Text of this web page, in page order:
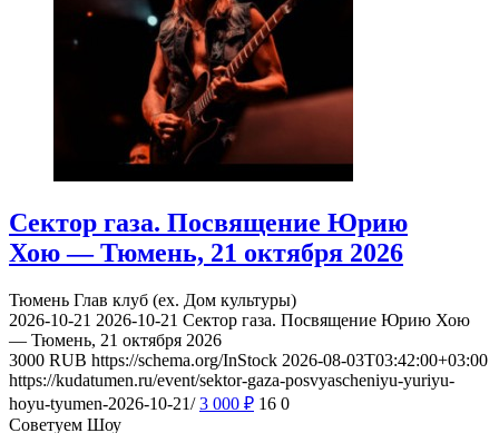
Сектор газа. Посвящение Юрию
Хою — Тюмень, 21 октября 2026
Тюмень Глав клуб (ex. Дом культуры)
2026-10-21 2026-10-21 Сектор газа. Посвящение Юрию Хою
— Тюмень, 21 октября 2026
3000 RUB https://schema.org/InStock 2026-08-03T03:42:00+03:00
https://kudatumen.ru/event/sektor-gaza-posvyascheniyu-yuriyu-
hoyu-tyumen-2026-10-21/ 3 000 ₽ 16 0
Советуем Шоу